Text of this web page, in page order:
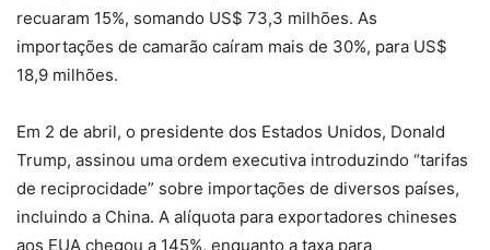
recuaram 15%, somando US$ 73,3 milhões. As
importações de camarão caíram mais de 30%, para US$
18,9 milhões.
Em 2 de abril, o presidente dos Estados Unidos, Donald
Trump, assinou uma ordem executiva introduzindo “tarifas
de reciprocidade” sobre importações de diversos países,
incluindo a China. A alíquota para exportadores chineses
aos EUA chegou a 145%, enquanto a taxa para